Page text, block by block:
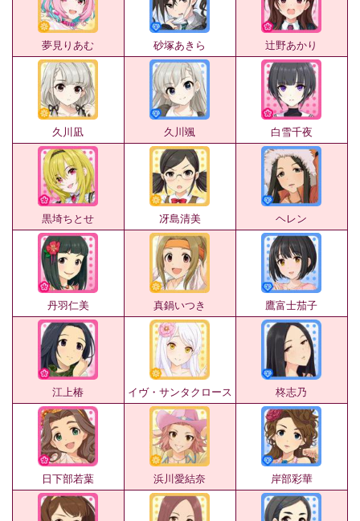
夢見りあむ 砂塚あきら 辻野あかり
久川凪 久川颯 白雪千夜
黒埼ちとせ 冴島清美 ヘレン
丹羽仁美 真鍋いつき 鷹富士茄子
江上椿 イヴ・サンタクロース 柊志乃
日下部若葉 浜川愛結奈 岸部彩華